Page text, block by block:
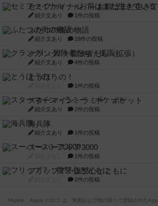
セミファイナル ～お前はまだ生きて
紹介文あり 1件の投稿
ふたつの街の物語
紹介文あり 18件の投稿
クランク! ：冒険者たち（拡張）
紹介文あり 4件の投稿
とうほうの！
1件の投稿
スターマイン・ラミー ポケット
紹介文あり 2件の投稿
海兵隊
紹介文あり 1件の投稿
スーパーストア3000
1件の投稿
フリップ７：復讐心とともに
2件の投稿
※Apple、Apple のロゴ は、米国および他の国々で登録された